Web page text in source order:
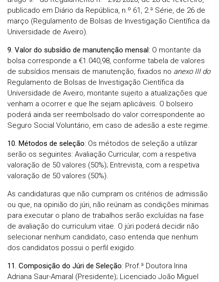
publicado em Diário da República, n.º 61, 2.ª Série, de 26 de
março (Regulamento de Bolsas de Investigação Científica da
Universidade de Aveiro).
9. Valor do subsídio de manutenção mensal: O montante da
bolsa corresponde a €1.040,98, conforme tabela de valores
de subsídios mensais de manutenção, fixados no anexo III do
Regulamento de Bolsas de Investigação Científica da
Universidade de Aveiro, montante sujeito a atualizações que
venham a ocorrer e que lhe sejam aplicáveis. O bolseiro
poderá ainda ser reembolsado do valor correspondente ao
Seguro Social Voluntário, em caso de adesão a este regime.
10. Métodos de seleção: Os métodos de seleção a utilizar
serão os seguintes: Avaliação Curricular, com a respetiva
valoração de 50 valores (50%); Entrevista, com a respetiva
valoração de 50 valores (50%).
As candidaturas que não cumpram os critérios de admissão
ou que, na opinião do júri, não reúnam as condições mínimas
para executar o plano de trabalhos serão excluídas na fase
de avaliação do curriculum vitae. O júri poderá decidir não
selecionar nenhum candidato, caso entenda que nenhum
dos candidatos possui o perfil exigido.
11. Composição do Júri de Seleção: Prof.ª Doutora Irina
Adriana Saur-Amaral (Presidente); Licenciado João Miguel